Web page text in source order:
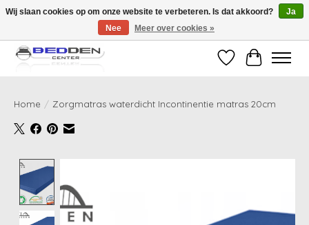
Standaard matrassen binnen 24 uur gratis geleverd!
Verlanglijst
Home / Zorgmatras waterdicht Incontinentie matras 20cm
Wij slaan cookies op om onze website te verbeteren. Is dat akkoord?
Ja
Nee
Meer over cookies »